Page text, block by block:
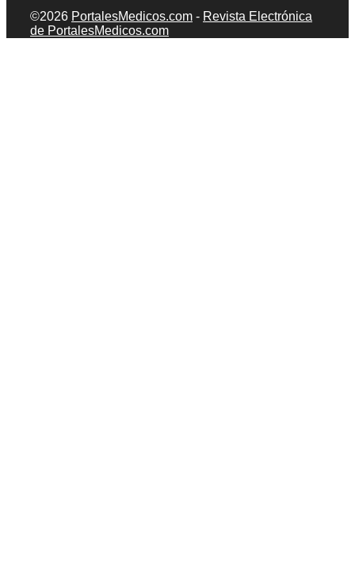
©2026 PortalesMedicos.com - Revista Electrónica
de PortalesMedicos.com